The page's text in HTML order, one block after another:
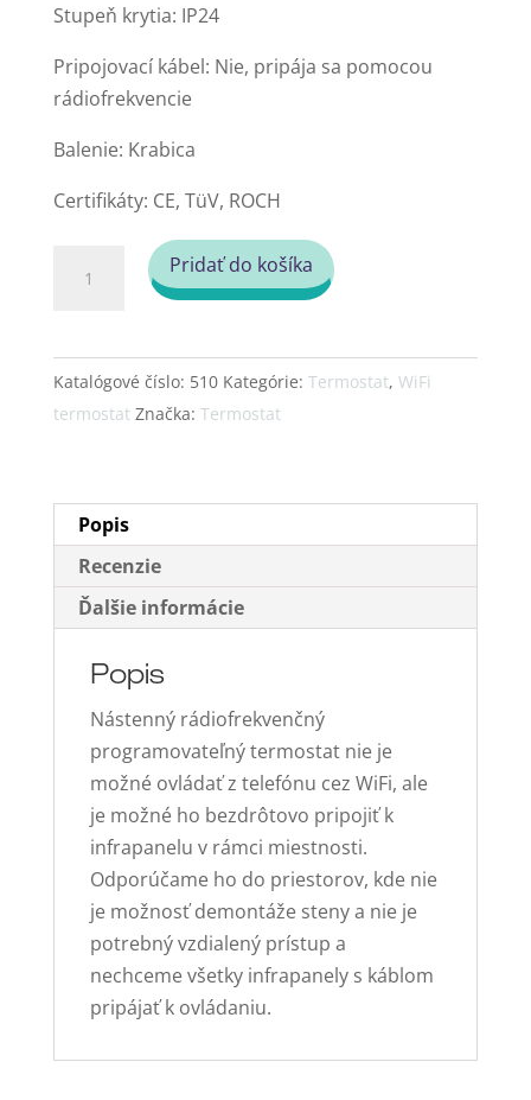
Stupeň krytia: IP24
Pripojovací kábel: Nie, pripája sa pomocou
rádiofrekvencie
Balenie: Krabica
Certifikáty: CE, TüV, ROCH
Termostat
1.0
RF
bez
Pridať do košíka
Katalógové číslo: 510 Kategórie: Termostat, WiFi
termostat Značka: Termostat
Popis
Recenzie
Ďalšie informácie
Popis
Nástenný rádiofrekvenčný
programovateľný termostat nie je
možné ovládať z telefónu cez WiFi, ale
je možné ho bezdrôtovo pripojiť k
infrapanelu v rámci miestnosti.
Odporúčame ho do priestorov, kde nie
je možnosť demontáže steny a nie je
potrebný vzdialený prístup a
nechceme všetky infrapanely s káblom
pripájať k ovládaniu.